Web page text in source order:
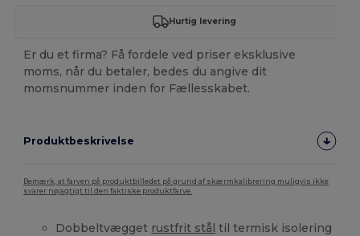
Hurtig levering
Er du et firma? Få fordele ved priser eksklusive
moms, når du betaler, bedes du angive dit
momsnummer inden for Fællesskabet.
Produktbeskrivelse
Bemærk, at farven på produktbilledet på grund af skærmkalibrering muligvis ikke
svarer nøjagtigt til den faktiske produktfarve.
Dobbeltvægget rustfrit stål til termisk isolering